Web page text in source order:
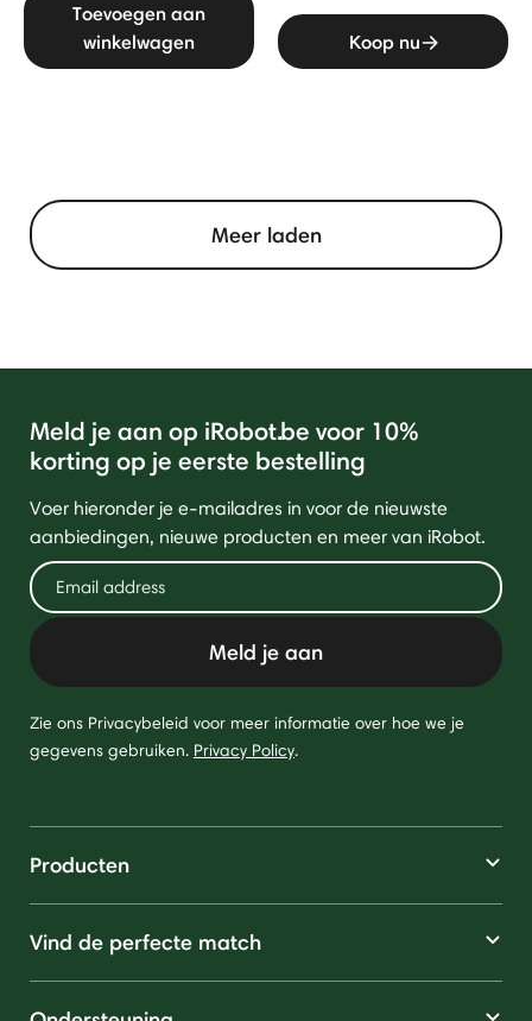
Toevoegen aan
winkelwagen
Koop nu
Meer laden
Meld je aan op iRobot.be voor 10%
korting op je eerste bestelling
Voer hieronder je e-mailadres in voor de nieuwste
aanbiedingen, nieuwe producten en meer van iRobot.
Meld je aan
Zie ons Privacybeleid voor meer informatie over hoe we je
gegevens gebruiken. Privacy Policy.
Producten
Vind de perfecte match